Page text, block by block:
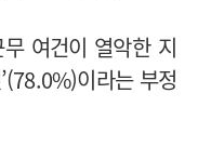
여건이 열악한 지
이라는 부정